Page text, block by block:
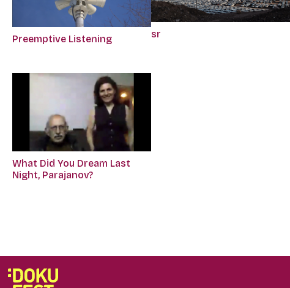
Preemptive Listening
sr
What Did You Dream Last
Night, Parajanov?